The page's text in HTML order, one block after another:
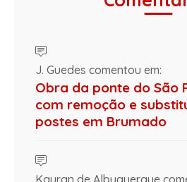
J. Guedes comentou em:
Obra da ponte do São
com remoção e
postes em Brumado
Kayran de Albuquerque